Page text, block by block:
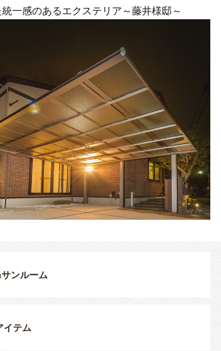
一感のあるエクステリア～藤井様邸～
ンルーム
イテム